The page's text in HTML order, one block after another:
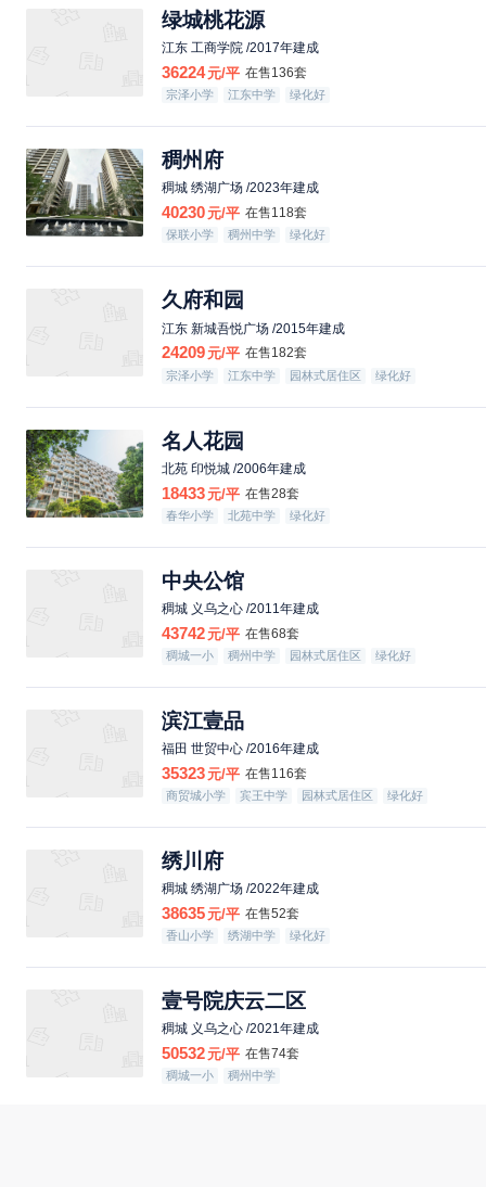
绿城桃花源
江东 工商学院 /2017年建成
36224元/平 在售136套
宗泽小学 江东中学 绿化好
稠州府
稠城 绣湖广场 /2023年建成
40230元/平 在售118套
保联小学 稠州中学 绿化好
久府和园
江东 新城吾悦广场 /2015年建成
24209元/平 在售182套
宗泽小学 江东中学 园林式居住区 绿化好
名人花园
北苑 印悦城 /2006年建成
18433元/平 在售28套
春华小学 北苑中学 绿化好
中央公馆
稠城 义乌之心 /2011年建成
43742元/平 在售68套
稠城一小 稠州中学 园林式居住区
绿化好
滨江壹品
福田 世贸中心 /2016年建成
35323元/平 在售116套
商贸城小学 宾王中学 园林式居住区 绿化好
绣川府
稠城 绣湖广场 /2022年建成
38635元/平 在售52套
香山小学 绣湖中学 绿化好
壹号院庆云二区
稠城 义乌之心 /2021年建成
50532元/平 在售74套
稠城一小 稠州中学